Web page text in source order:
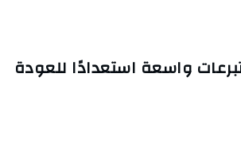
واسعة استعدادًا للعودة